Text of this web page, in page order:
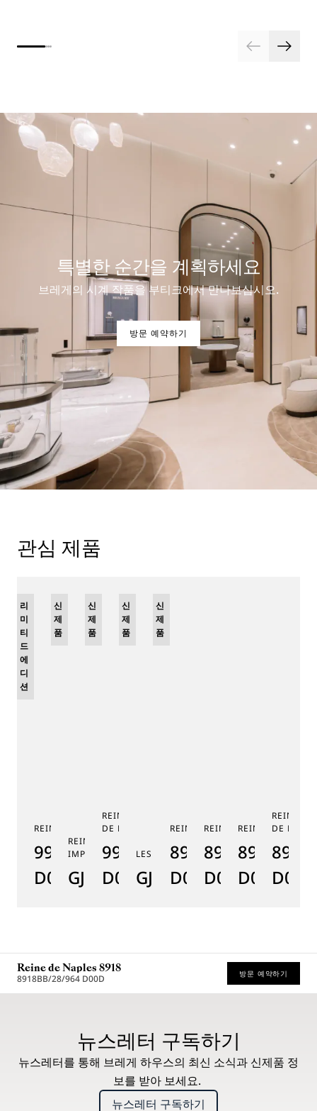
특별한 순간을 계획하세요
브레게의 시계 작품을 부티크에서 만나보십시오.
방문 예약하기
관심 제품
REINE DE NAPLES 9915
9915BB/58/964
D0
리
미
티
드
에
디
션
REINE DE NAPLES PERLES
IMPÉRIALES
GJ29BH89254DD5J4
신
제
품
REINE DE NAPLES PHASE
DE LUNE 9935
9935BH/4Y/J40
D0
신
제
품
LES JARDINS DU PETIT TRIANON
GJE25BH20.8985DB
신
제
품
REINE DE NAPLES 8925
8925BH/5W/J40
D0
신
제
품
REINE DE NAPLES 8918
8918BB/5D/
D0
REINE DE
8938BB/
D0
REINE
DE LUNE
D000
Reine de Naples 8918
8918BB/28/964 D00D 방문 예약하기
뉴스레터 구독하기
뉴스레터를 통해 브레게 하우스의 최신 소식과 신제품 정
보를 받아 보세요.
뉴스레터 구독하기